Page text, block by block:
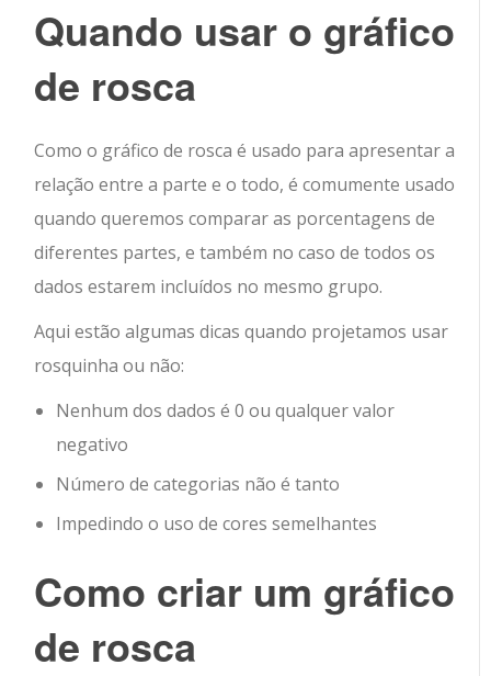
Quando usar o gráfico
de rosca
Como o gráfico de rosca é usado para apresentar a
relação entre a parte e o todo, é comumente usado
quando queremos comparar as porcentagens de
diferentes partes, e também no caso de todos os
dados estarem incluídos no mesmo grupo.
Aqui estão algumas dicas quando projetamos usar
rosquinha ou não:
Nenhum dos dados é 0 ou qualquer valor
negativo
Número de categorias não é tanto
Impedindo o uso de cores semelhantes
Como criar um gráfico
de rosca